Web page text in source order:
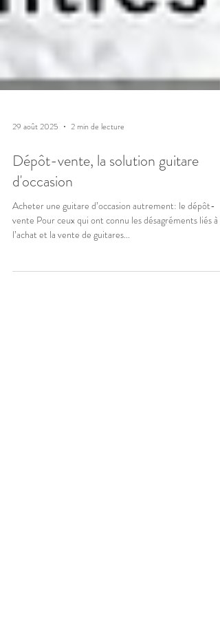
29 août 2025 2 min de lecture
Dépôt-vente, la solution guitare
d'occasion
Acheter une guitare d’occasion autrement: le dépôt-
l’achat et la vente de guitares...